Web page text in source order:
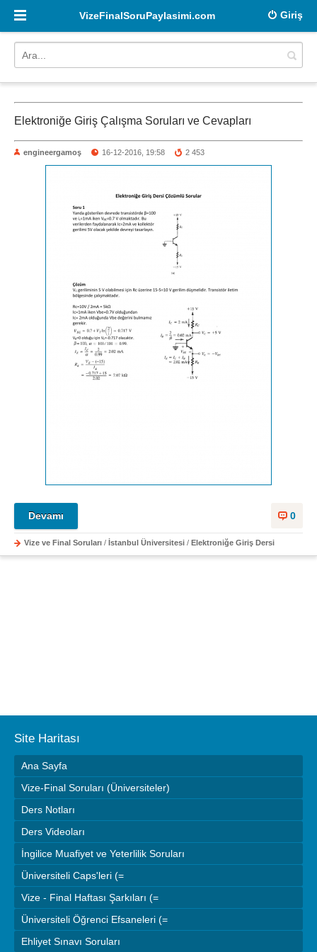
Giriş
VizeFinalSoruPaylasimi.com
Elektroniğe Giriş Çalışma Soruları ve Cevapları
engineergamoş 16-12-2016, 19:58 2 453
0
Devamı
Vize ve Final Soruları / İstanbul Üniversitesi / Elektroniğe Giriş Dersi
Site Haritası
Ana Sayfa
Vize-Final Soruları (Üniversiteler)
Ders Notları
Ders Videoları
İngilice Muafiyet ve Yeterlilik Soruları
Üniversiteli Caps'leri (=
Vize - Final Haftası Şarkıları (=
Üniversiteli Öğrenci Efsaneleri (=
Ehliyet Sınavı Soruları